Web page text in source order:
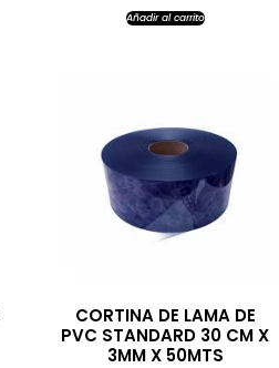
Añadir al carrito
CORTINA DE LAMA DE
PVC STANDARD 30 CM X
3MM X 50MTS